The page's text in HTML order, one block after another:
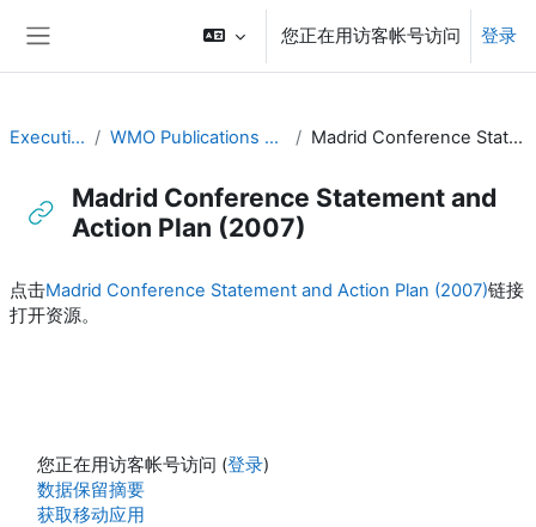
您正在用访客帐号访问 登录
Executive Training WMO Publications and Additional Resources Madrid Conference Statement and Action Plan (2007)
Madrid Conference Statement and
Action Plan (2007)
点击Madrid Conference Statement and Action Plan (2007)链接
打开资源。
您正在用访客帐号访问 (登录)
‎数据保留摘要‎
获取移动应用